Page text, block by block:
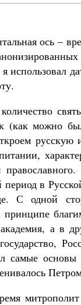
ось –
использовал
(как можно
в
С одной
академия, а в
государство,
самые основы